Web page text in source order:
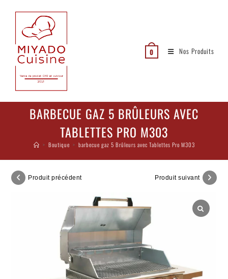
0 Nos Produits
BARBECUE GAZ 5 BRÛLEURS AVEC
TABLETTES PRO M303
> Boutique > barbecue gaz 5 Brûleurs avec Tablettes Pro M303
Produit précédent Produit suivant